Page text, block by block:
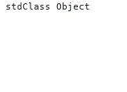
stdClass Object